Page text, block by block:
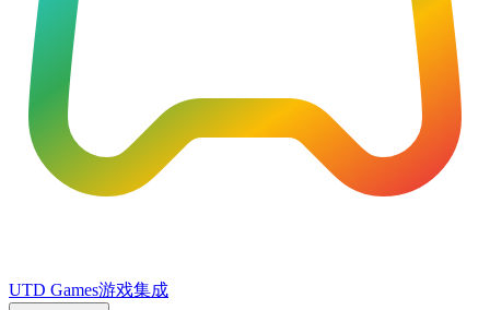
UTD Games游戏集成